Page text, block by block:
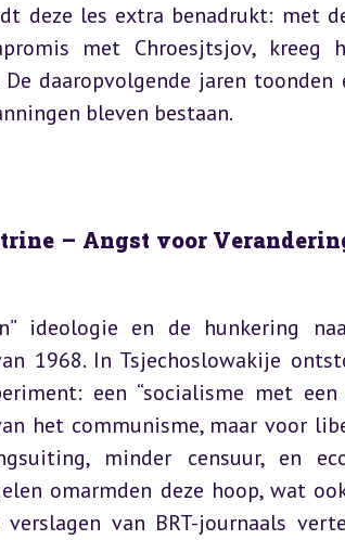
deze les extra benadrukt: met
met Chroesjtsjov, kreeg
daaropvolgende jaren
bleven bestaan.
– Angst voor
ideologie en de hunkering
1968. In Tsjechoslowakije
een “socialisme met
het communisme, maar voor
minder censuur, en
omarmden deze hoop, wat
van BRT-journaals